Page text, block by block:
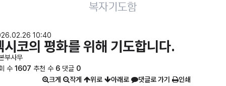
복자기도함
10:40
시코의 평화를 위해 기도합니다.
부사무
수 1607 추천 수 6 댓글 0
크게 작게 위로 아래로 댓글로 가기 인쇄